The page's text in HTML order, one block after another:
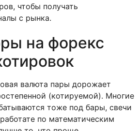
чтобы получать
с рынка.
на форекс
валюта пары дорожает
(котируемой). Многие
тоже под бары, свечи
по математическим